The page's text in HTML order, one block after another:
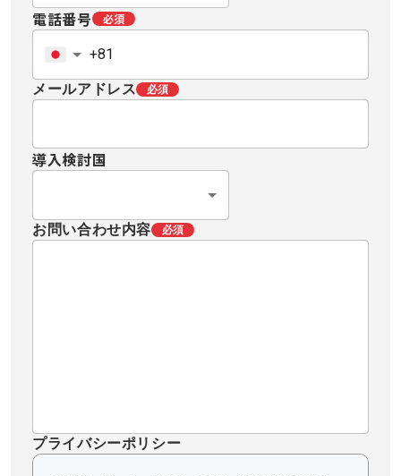
電話番号 必須
メールアドレス 必須
導入検討国
お問い合わせ内容 必須
プライバシーポリシー